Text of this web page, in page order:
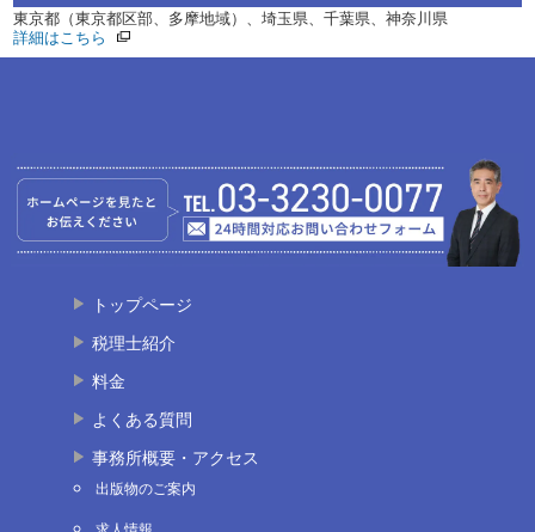
東京都（東京都区部、多摩地域）、埼玉県、千葉県、神奈川県
詳細はこちら
トップページ
税理士紹介
料金
よくある質問
事務所概要・アクセス
出版物のご案内